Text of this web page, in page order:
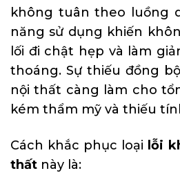
không tuân theo luồng
năng sử dụng khiến
lối đi chật hẹp và làm
thoáng. Sự thiếu đồng
nội thất càng làm cho
kém thẩm mỹ và thiếu
Cách khắc phục loại lỗi
thất này là: